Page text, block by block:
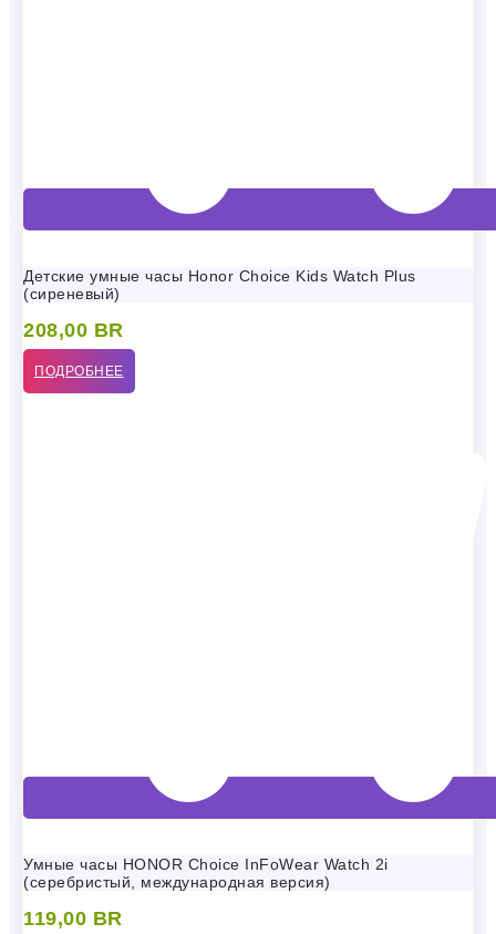
Детские умные часы Honor Choice Kids Watch Plus
(сиреневый)
208,00 BR
ПОДРОБНЕЕ
Умные часы HONOR Choice InFoWear Watch 2i
(серебристый, международная версия)
119,00 BR